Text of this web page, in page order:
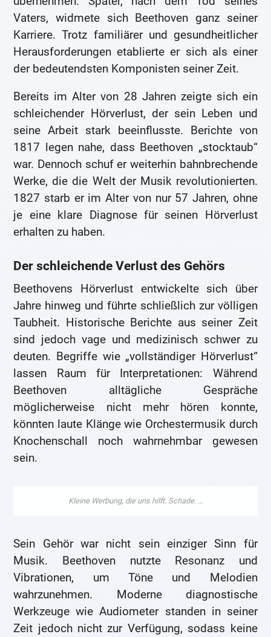
Vaters, widmete sich Beethoven ganz seiner
Karriere. Trotz familiärer und gesundheitlicher
Herausforderungen etablierte er sich als einer
der bedeutendsten Komponisten seiner Zeit.
Bereits im Alter von 28 Jahren zeigte sich ein
schleichender Hörverlust, der sein Leben und
seine Arbeit stark beeinflusste. Berichte von
1817 legen nahe, dass Beethoven „stocktaub“
war. Dennoch schuf er weiterhin bahnbrechende
Werke, die die Welt der Musik revolutionierten.
1827 starb er im Alter von nur 57 Jahren, ohne
je eine klare Diagnose für seinen Hörverlust
erhalten zu haben.
Der schleichende Verlust des Gehörs
Beethovens Hörverlust entwickelte sich über
Jahre hinweg und führte schließlich zur völligen
Taubheit. Historische Berichte aus seiner Zeit
sind jedoch vage und medizinisch schwer zu
deuten. Begriffe wie „vollständiger Hörverlust“
lassen Raum für Interpretationen: Während
Beethoven alltägliche Gespräche
möglicherweise nicht mehr hören konnte,
könnten laute Klänge wie Orchestermusik durch
Knochenschall noch wahrnehmbar gewesen
sein.
Sein Gehör war nicht sein einziger Sinn für
Musik. Beethoven nutzte Resonanz und
Vibrationen, um Töne und Melodien
wahrzunehmen. Moderne diagnostische
Werkzeuge wie Audiometer standen in seiner
Zeit jedoch nicht zur Verfügung, sodass keine